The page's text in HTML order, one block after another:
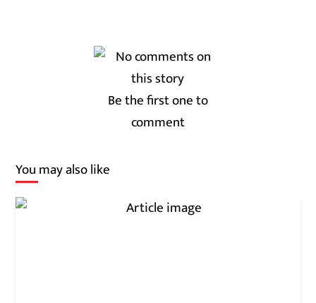
Be the first one to
comment
You may also like